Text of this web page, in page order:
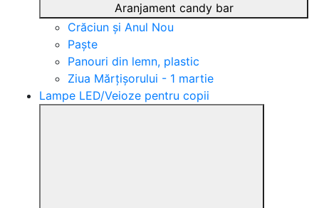
Aranjament candy bar
Crăciun și Anul Nou
Paște
Panouri din lemn, plastic
Ziua Mărțișorului - 1 martie
Lampe LED/Veioze pentru copii